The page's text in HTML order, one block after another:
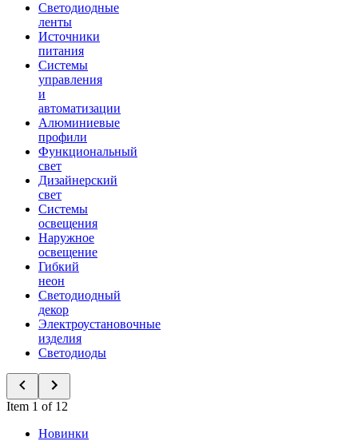
Светодиодные
ленты
Источники
питания
Системы
управления
и
автоматизации
Алюминиевые
профили
Функциональный
свет
Дизайнерский
свет
Системы
освещения
Наружное
освещение
Гибкий
неон
Светодиодный
декор
Электроустановочные
изделия
Светодиоды
Item 1 of 12
Новинки